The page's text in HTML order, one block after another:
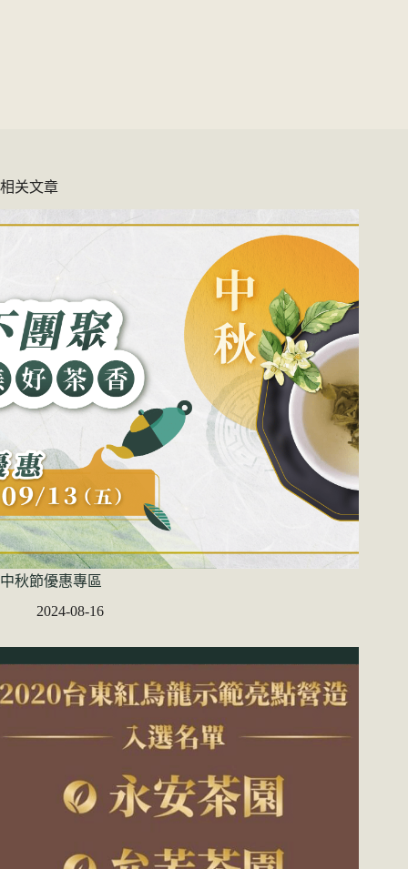
相关文章
中秋節優惠專區
2024-08-16